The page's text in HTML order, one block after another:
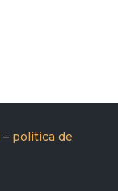
– política de